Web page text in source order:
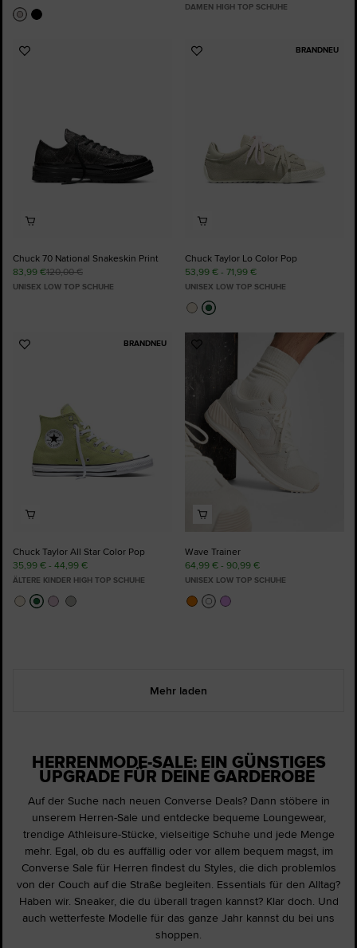
DAMEN HIGH TOP SCHUHE
Zu
Chuck 70 National Snakeskin Print
83,99 €120,00 €
UNISEX LOW TOP SCHUHE
BRANDNEU
Zu
Chuck Taylor Lo Color Pop
53,99 € - 71,99 €
UNISEX LOW TOP SCHUHE
BRANDNEU
Zu
Chuck Taylor All Star Color Pop
35,99 € - 44,99 €
ÄLTERE KINDER HIGH TOP SCHUHE
Zu
Favoriten
hinzufügen
Wave Trainer
64,99 € - 90,99 €
UNISEX LOW TOP SCHUHE
Mehr laden
HERRENMODE-SALE: EIN GÜNSTIGES
UPGRADE FÜR DEINE GARDEROBE
Auf der Suche nach neuen Converse Deals? Dann stöbere in
unserem Herren-Sale und entdecke bequeme Loungewear,
trendige Athleisure-Stücke, vielseitige Schuhe und jede Menge
mehr. Egal, ob du es auffällig oder vor allem bequem magst, im
Converse Sale für Herren findest du Styles, die dich problemlos
von der Couch auf die Straße begleiten. Essentials für den Alltag?
Haben wir. Sneaker, die du überall tragen kannst? Klar doch. Und
auch wetterfeste Modelle für das ganze Jahr kannst du bei uns
shoppen.